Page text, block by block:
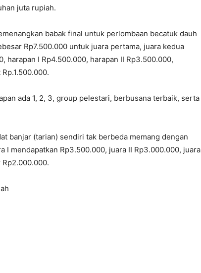
juta rupiah.
babak final untuk perlombaan becatuk dauh
Rp7.500.000 untuk juara pertama, juara kedua
harapan I Rp4.500.000, harapan II Rp3.500.000,
ada 1, 2, 3, group pelestari, berbusana terbaik, serta
banjar (tarian) sendiri tak berbeda memang dengan
I mendapatkan Rp3.500.000, juara II Rp3.000.000, juara